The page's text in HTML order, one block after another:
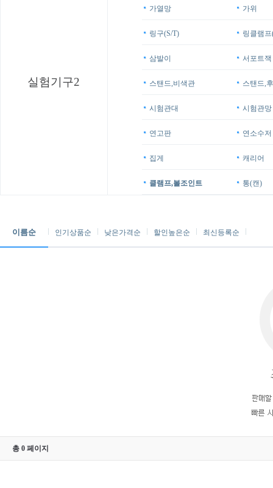
실험기구2
가열망 가위
링구(S/T) 링클램
삼발이 서포트잭
스탠드,비색관 스탠드,
시험관대 시험관망
연고판 연소수저
집게 캐리어
클램프,볼조인트 통(캔)
이름순 인기상품순 낮은가격순 할인높은순 최신등록순
총 0 페이지